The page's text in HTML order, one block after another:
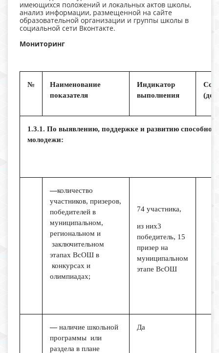
имеющихся положений и локальных актов школы,
анализ информации, размещенной на сайте
образовательной организации и группы школы в
социальной сети Вконтакте.
Мониторинг
№
Наименование
показателя
Индикатор
выполнения
1.3.1. По выявлению, поддержке и развитию
молодежи:
—количество
участников, призеров,
победителей в
муниципальном,
региональном и
заключительном
этапах ВсОШ в
конкурсах и
олимпиадах;
74 участника,
из них3
победитель, 15
призер на
муниципальном
этапе ВсОШ
—наличие школьной
программы или
раздела в плане
Да